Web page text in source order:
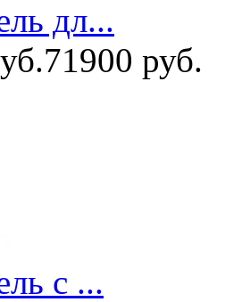
дл...
71900 руб.
с ...